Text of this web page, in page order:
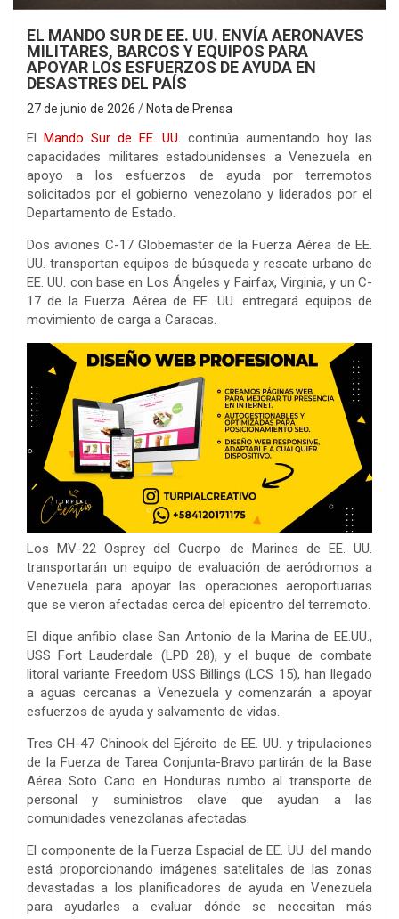
EL MANDO SUR DE EE. UU. ENVÍA AERONAVES
MILITARES, BARCOS Y EQUIPOS PARA
APOYAR LOS ESFUERZOS DE AYUDA EN
DESASTRES DEL PAÍS
27 de junio de 2026 Nota de Prensa
El Mando Sur de EE. UU . continúa aumentando hoy las
capacidades militares estadounidenses a Venezuela en
apoyo a los esfuerzos de ayuda por terremotos
solicitados por el gobierno venezolano y liderados por el
Departamento de Estado.
Dos aviones C-17 Globemaster de la Fuerza Aérea de EE.
UU. transportan equipos de búsqueda y rescate urbano de
EE. UU. con base en Los Ángeles y Fairfax, Virginia, y un C-
17 de la Fuerza Aérea de EE. UU. entregará equipos de
movimiento de carga a Caracas.
Los MV-22 Osprey del Cuerpo de Marines de EE. UU.
transportarán un equipo de evaluación de aeródromos a
Venezuela para apoyar las operaciones aeroportuarias
que se vieron afectadas cerca del epicentro del terremoto.
El dique anfibio clase San Antonio de la Marina de EE.UU.,
USS Fort Lauderdale (LPD 28), y el buque de combate
litoral variante Freedom USS Billings (LCS 15), han llegado
a aguas cercanas a Venezuela y comenzarán a apoyar
esfuerzos de ayuda y salvamento de vidas.
Tres CH-47 Chinook del Ejército de EE. UU. y tripulaciones
de la Fuerza de Tarea Conjunta-Bravo partirán de la Base
Aérea Soto Cano en Honduras rumbo al transporte de
personal y suministros clave que ayudan a las
comunidades venezolanas afectadas.
El componente de la Fuerza Espacial de EE. UU. del mando
está proporcionando imágenes satelitales de las zonas
devastadas a los planificadores de ayuda en Venezuela
para ayudarles a evaluar dónde se necesitan más